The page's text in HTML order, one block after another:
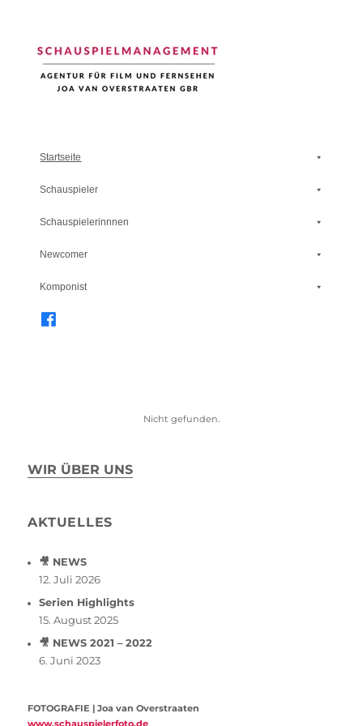
Startseite
Schauspieler
Schauspielerinnnen
Newcomer
Komponist
Nicht gefunden.
WIR ÜBER UNS
AKTUELLES
🎥 NEWS
12. Juli 2026
Serien Highlights
15. August 2025
🎥 NEWS 2021 – 2022
6. Juni 2023
FOTOGRAFIE | Joa van Overstraaten
www.schauspielerfoto.de